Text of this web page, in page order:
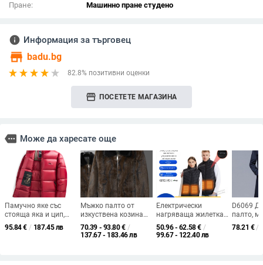
Пране:
Машинно пране студено
info Информация за търговец
store badu.bg
82.8% позитивни оценки
storefront ПОСЕТЕТЕ МАГАЗИНА
more Може да харесате още
Памучно яке със
стояща яка и цип,
полиестерен външен
слой и подплата,
95.84€ / 187.45 лв
Мъжко палто от
изкуствена козина
със средна дължина,
флорален принт, яка
70.39 - 93.80€ /
137.67 - 183.46 лв
Електрически
нагряваща жилетка
с 26 зони на
нагряване,
50.96 - 62.58€ /
99.67 - 122.40 лв
D6069
палто,
Slim-Fit
78.21 € /